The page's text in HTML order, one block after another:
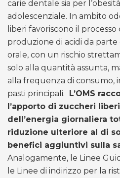
carie dentale sia per
adolescenziale. In ambito
liberi favoriscono il
produzione di acidi da
orale, con un rischio
solo alla quantità assunta,
alla frequenza di consumo,
pasti principali. L’OMS
l’apporto di zuccheri
dell’energia giornaliera
riduzione ulteriore al di
benefici aggiuntivi sulla
Analogamente, le Linee
le Linee di indirizzo per la